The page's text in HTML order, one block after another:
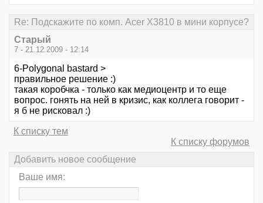
Re: Подскажите по комп. Acer X3810 в мини корпусе?
Старый
7 - 21.12.2009 - 12:14
6-Polygonal bastard >
правильное решение :)
такая коробчка - только как медиоцентр и то еще
вопрос. гонять на ней в кризис, как коллега говорит -
я б не рисковал :)
К списку тем
К списку форумов
Добавить новое сообщение
Ваше имя: